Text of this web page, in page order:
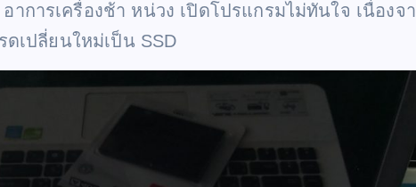
าการเครื่องช้า หน่วง เปิดโปรแกรมไม่ทันใจ เนื่องจ
ดเปลี่ยนใหม่เป็น SSD